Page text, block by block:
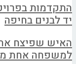
התקדמות
יד לבנים בחיפה
האיש שפיצח
למשפחה אחת מעל